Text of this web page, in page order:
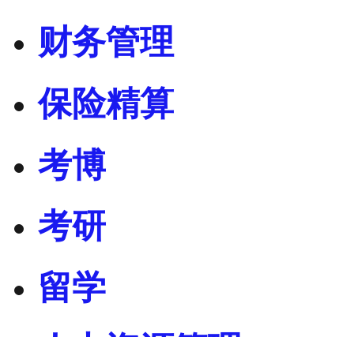
财务管理
保险精算
考博
考研
留学